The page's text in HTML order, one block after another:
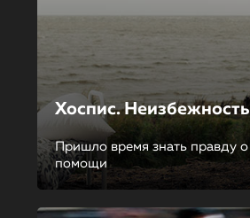
Хоспис.
Пришло время знать правду
помощи